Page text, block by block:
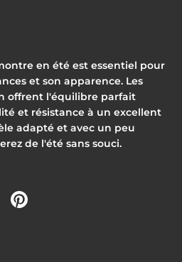
en été est essentiel pour
et son apparence. Les
offrent l'équilibre parfait
et résistance à un excellent
adapté et avec un peu
de l'été sans souci.
Twittersur Facebook
Partager sur Pinterest